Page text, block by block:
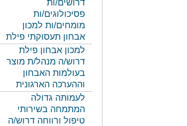
דרושים/ות
פסיכולוגים/ות
מומחים/ות למכון
אבחון תעסוקתי פילת
למכון אבחון פילת
דרוש/ה מנהל/ת מוצר
בעולמות האבחון
וההערכה הארגונית
לעמותה גדולה
המתמחה בשירותי
טיפול ורווחה דרוש/ה